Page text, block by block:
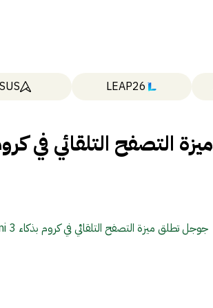
LEAP26
جوجل تطلق ميزة التصفح التلقائي في كروم بذكاء Gemini 3 الجديد